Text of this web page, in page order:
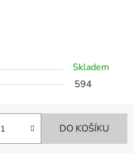
Skladem
594
DO KOŠÍKU